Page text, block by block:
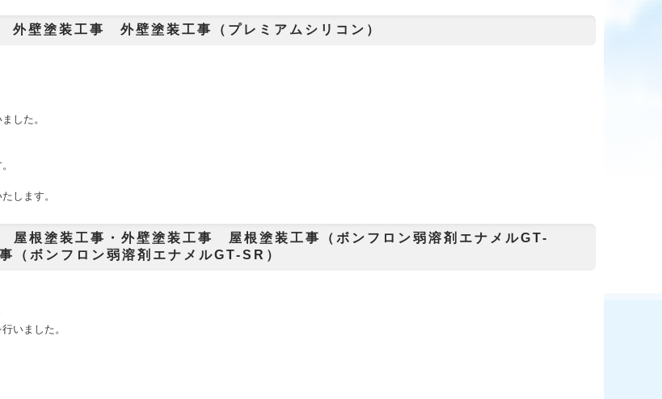
壁塗装工事 外壁塗装工事（プレミアムシリコン）
した。
します。
屋根塗装工事・外壁塗装工事 屋根塗装工事（ボンフロン弱溶剤エナメルGT-
（ボンフロン弱溶剤エナメルGT-SR）
いました。